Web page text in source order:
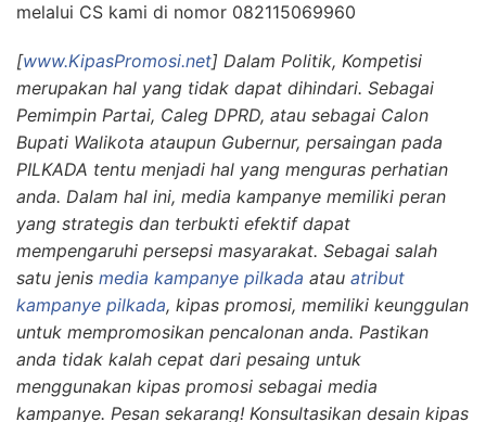
melalui CS kami di nomor 082115069960
[www.KipasPromosi.net] Dalam Politik, Kompetisi
merupakan hal yang tidak dapat dihindari. Sebagai
Pemimpin Partai, Caleg DPRD, atau sebagai Calon
Bupati Walikota ataupun Gubernur, persaingan pada
PILKADA tentu menjadi hal yang menguras perhatian
anda. Dalam hal ini, media kampanye memiliki peran
yang strategis dan terbukti efektif dapat
mempengaruhi persepsi masyarakat. Sebagai salah
satu jenis media kampanye pilkada atau atribut
kampanye pilkada, kipas promosi, memiliki keunggulan
untuk mempromosikan pencalonan anda. Pastikan
anda tidak kalah cepat dari pesaing untuk
menggunakan kipas promosi sebagai media
kampanye. Pesan sekarang! Konsultasikan desain kipas